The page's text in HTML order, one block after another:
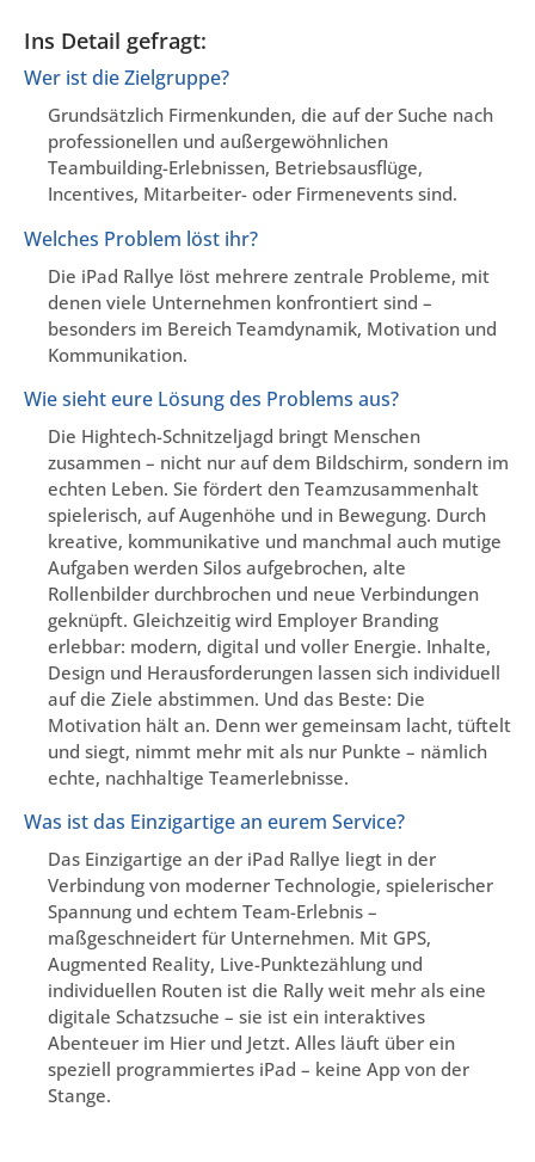
Ins Detail gefragt:
Wer ist die Zielgruppe?
Grundsätzlich Firmenkunden, die auf der Suche nach
professionellen und außergewöhnlichen
Teambuilding-Erlebnissen, Betriebsausflüge,
Incentives, Mitarbeiter- oder Firmenevents sind.
Welches Problem löst ihr?
Die iPad Rallye löst mehrere zentrale Probleme, mit
denen viele Unternehmen konfrontiert sind –
besonders im Bereich Teamdynamik, Motivation und
Kommunikation.
Wie sieht eure Lösung des Problems aus?
Die Hightech-Schnitzeljagd bringt Menschen
zusammen – nicht nur auf dem Bildschirm, sondern im
echten Leben. Sie fördert den Teamzusammenhalt
spielerisch, auf Augenhöhe und in Bewegung. Durch
kreative, kommunikative und manchmal auch mutige
Aufgaben werden Silos aufgebrochen, alte
Rollenbilder durchbrochen und neue Verbindungen
geknüpft. Gleichzeitig wird Employer Branding
erlebbar: modern, digital und voller Energie. Inhalte,
Design und Herausforderungen lassen sich individuell
auf die Ziele abstimmen. Und das Beste: Die
Motivation hält an. Denn wer gemeinsam lacht, tüftelt
und siegt, nimmt mehr mit als nur Punkte – nämlich
echte, nachhaltige Teamerlebnisse.
Was ist das Einzigartige an eurem Service?
Das Einzigartige an der iPad Rallye liegt in der
Verbindung von moderner Technologie, spielerischer
Spannung und echtem Team-Erlebnis –
maßgeschneidert für Unternehmen. Mit GPS,
Augmented Reality, Live-Punktezählung und
individuellen Routen ist die Rally weit mehr als eine
digitale Schatzsuche – sie ist ein interaktives
Abenteuer im Hier und Jetzt. Alles läuft über ein
speziell programmiertes iPad – keine App von der
Stange.